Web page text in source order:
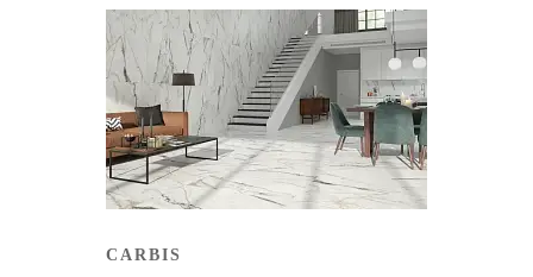
композиций. Стандартные размеры (30×30 см, 30×60
см, 60×60 см) – универсальные варианты для
большинства интерьеров. Крупные форматы (120×60
см, 120×120 см) – создают эффект бесшовного
покрытия, идеально для больших пространств.
Цветовая палитра включает имитацию таких
материалов, как:
Камень и мрамор (белый, серый, черный, бежевый,
CARBIS